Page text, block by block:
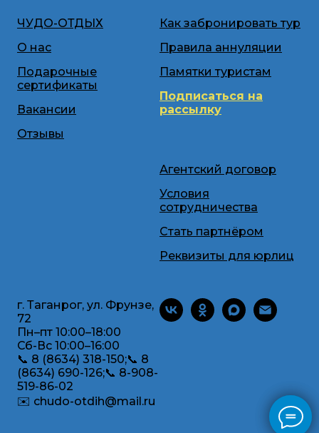
ЧУДО-ОТДЫХ
О нас
Подарочные
сертификаты
Вакансии
Отзывы
Как забронировать тур
Правила аннуляции
Памятки туристам
Подписаться на
рассылку
Агентский договор
Условия
сотрудничества
Стать партнёром
Реквизиты для юрлиц
г. Таганрог, ул. Фрунзе,
72
Пн–пт 10:00–18:00
Сб-Вс 10:00–16:00
📞 8 (8634) 318-150;📞 8
(8634) 690-126;📞 8-908-
519-86-02
✉️ chudo-otdih@mail.ru